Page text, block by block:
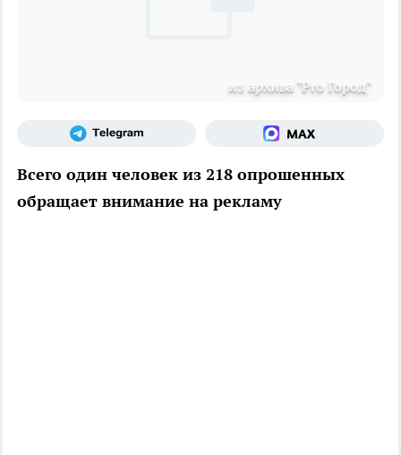
из архива "Pro Город"
Всего один человек из 218 опрошенных
обращает внимание на рекламу